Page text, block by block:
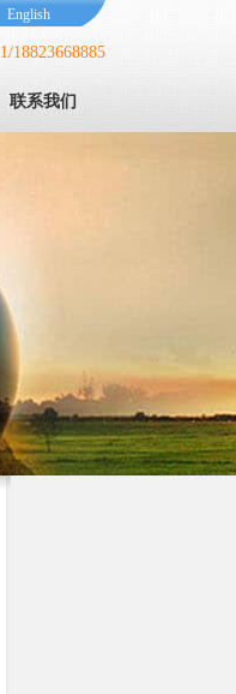
English
18823668885
联系我们